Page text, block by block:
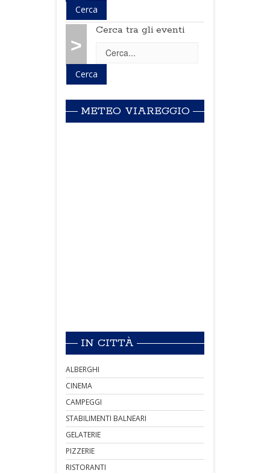
>
Cerca tra gli eventi
METEO VIAREGGIO
IN CITTÀ
ALBERGHI
CINEMA
CAMPEGGI
STABILIMENTI BALNEARI
GELATERIE
PIZZERIE
RISTORANTI